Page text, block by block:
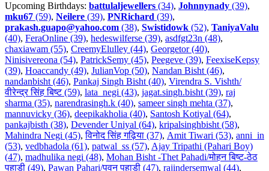
Upcoming Birthdays: battulaljewellers (34), Johnnynady (39),
mku67 (59), Neilere (39), PNRichard (39),
prakash.guapo@yahoo.com (38), Swistidowk (52), TaniyaValu
(40), FeraOnline (39), hedeswilferse (39), asdfgt23n (48),
chaxiawam (55), CreemyElulley (44), Georgetor (40),
Ninisivereona (54), PatrickSemy (45), Peegeve (39), FeexiseKepsy
(39), Hoaccandy (49), JulianVop (50), Nandan Bisht (46),
nandanbisht (46), Pankaj Singh Bisht (40), Virendra S. Vishth/
वीरेन्द्र सिंह बिष्ट (59), lata_negi (43), jagat.singh.bisht (39), raj
sharma (35), narendrasingh.k (40), sameer singh mehta (37),
mannuvicky (36), deepikakholia (40), Santosh Kotiyal (64),
pankajbisth (38), Devender Uniyal (64), kripalsinghbisht (58),
Mahindra Negi (45),विनोद सिंह गढ़िया (37), Amit Tiwari (53), anni_in
(53), vedbhadola (61), patwal_ss (57), Ajay Tripathi (Pahari Boy)
(47), madhulika negi (48), Mohan Bisht -Thet Pahadi/मोहन बिष्ट-ठेठ
पहाडी (49), Pawan Pahari/पवन पहाडी (47), rajindersemwal (44),